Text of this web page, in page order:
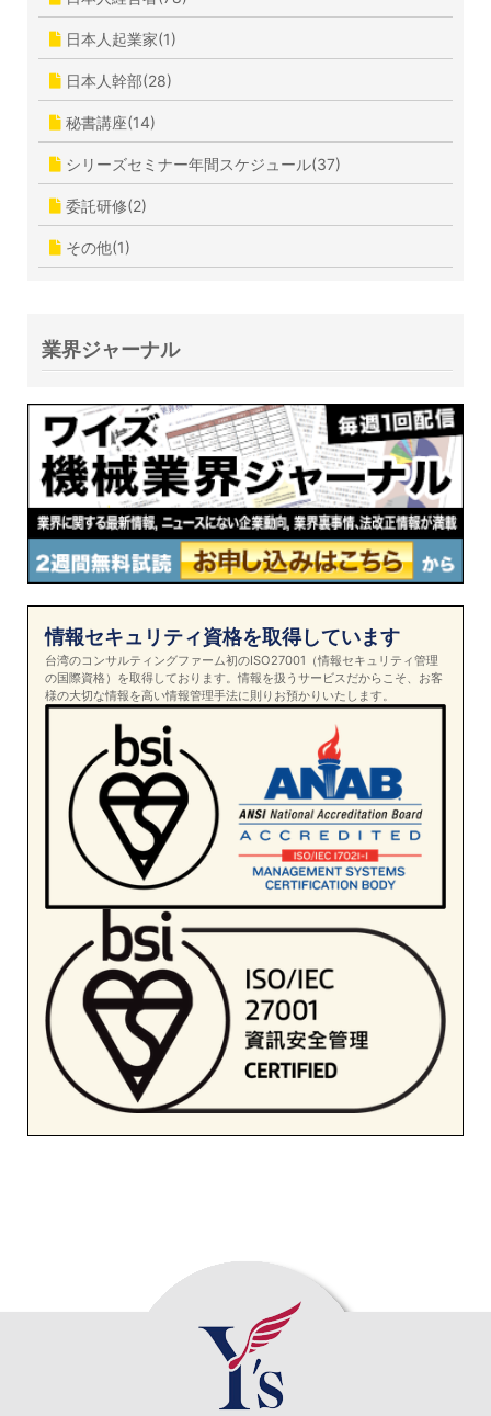
日本人起業家(1)
日本人幹部(28)
秘書講座(14)
シリーズセミナー年間スケジュール(37)
委託研修(2)
その他(1)
業界ジャーナル
情報セキュリティ資格を取得しています
台湾のコンサルティングファーム初のISO27001（情報セキュリティ管理
の国際資格）を取得しております。情報を扱うサービスだからこそ、お客
様の大切な情報を高い情報管理手法に則りお預かりいたします。